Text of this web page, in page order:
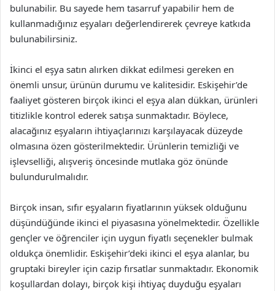
bulunabilir. Bu sayede hem tasarruf yapabilir hem de
kullanmadığınız eşyaları değerlendirerek çevreye katkıda
bulunabilirsiniz.
İkinci el eşya satın alırken dikkat edilmesi gereken en
önemli unsur, ürünün durumu ve kalitesidir. Eskişehir’de
faaliyet gösteren birçok ikinci el eşya alan dükkan, ürünleri
titizlikle kontrol ederek satışa sunmaktadır. Böylece,
alacağınız eşyaların ihtiyaçlarınızı karşılayacak düzeyde
olmasına özen gösterilmektedir. Ürünlerin temizliği ve
işlevselliği, alışveriş öncesinde mutlaka göz önünde
bulundurulmalıdır.
Birçok insan, sıfır eşyaların fiyatlarının yüksek olduğunu
düşündüğünde ikinci el piyasasına yönelmektedir. Özellikle
gençler ve öğrenciler için uygun fiyatlı seçenekler bulmak
oldukça önemlidir. Eskişehir’deki ikinci el eşya alanlar, bu
gruptaki bireyler için cazip fırsatlar sunmaktadır. Ekonomik
koşullardan dolayı, birçok kişi ihtiyaç duyduğu eşyaları